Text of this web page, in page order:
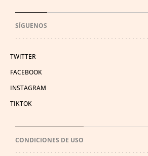
SÍGUENOS
TWITTER
FACEBOOK
INSTAGRAM
TIKTOK
CONDICIONES DE USO